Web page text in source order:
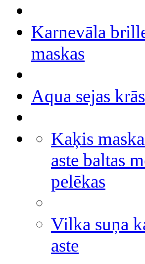
Karnevāla
maskas
Aqua sejas
Kaķis
aste baltas
pelēkas
Vilka suņa
aste